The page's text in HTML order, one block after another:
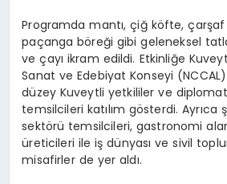
Programda mantı, çiğ köfte,
paçanga böreği gibi geleneksel
ve çayı ikram edildi. Etkinliğe
Sanat ve Edebiyat Konseyi
düzey Kuveytli yetkililer ve
temsilcileri katılım gösterdi. Ayrıca
sektörü temsilcileri, gastronomi
üreticileri ile iş dünyası ve sivil
misafirler de yer aldı.